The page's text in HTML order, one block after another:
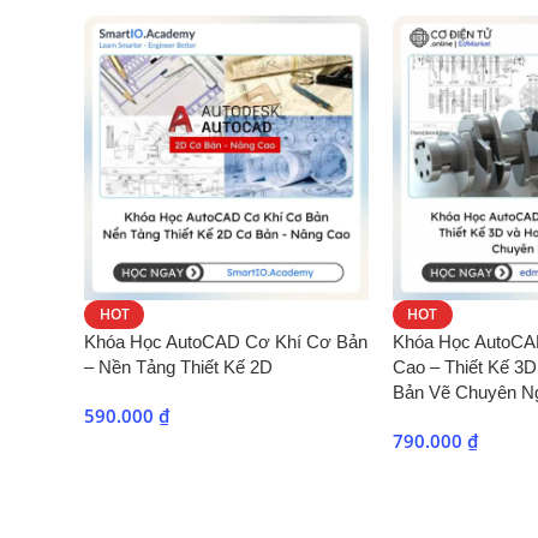
HOT
Khóa Học AutoCAD Cơ Khí Cơ Bản
– Nền Tảng Thiết Kế 2D
590.000 ₫
HOT
Khóa Học
Cao – Thiết Kế
Bản Vẽ Chuyên
790.000 ₫